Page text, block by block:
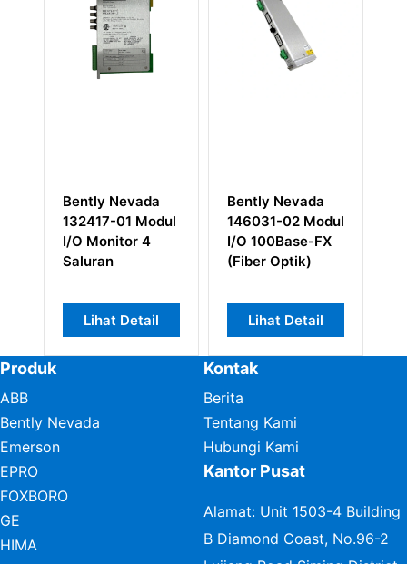
01 Modul
Bently Nevada
146031-02 Modul
I/O 100Base-FX
Lihat Detail
Monitor Gas
Berbahaya
Bently Nevada
3500/63
Lihat Detail
Produk
ABB
Bently Nevada
Emerson
EPRO
FOXBORO
GE
HIMA
Kontak
Berita
Tentang Kami
Hubungi Kami
Kantor Pusat
Alamat: Unit 1503-4 Building
B Diamond Coast, No.96-2